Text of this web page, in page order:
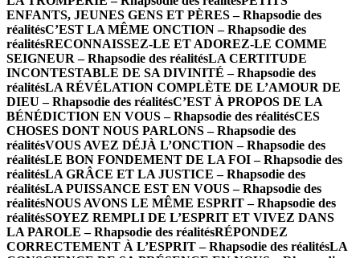
ENFANTS, JEUNES GENS ET PÈRES – Rhapsodie des
réalitésC’EST LA MÊME ONCTION – Rhapsodie des
réalitésRECONNAISSEZ-LE ET ADOREZ-LE COMME
SEIGNEUR – Rhapsodie des réalitésLA CERTITUDE
INCONTESTABLE DE SA DIVINITÉ – Rhapsodie des
réalitésLA RÉVÉLATION COMPLÈTE DE L’AMOUR DE
DIEU – Rhapsodie des réalitésC’EST À PROPOS DE LA
BÉNÉDICTION EN VOUS – Rhapsodie des réalitésCES
CHOSES DONT NOUS PARLONS – Rhapsodie des
réalitésVOUS AVEZ DÉJÀ L’ONCTION – Rhapsodie des
réalitésLE BON FONDEMENT DE LA FOI – Rhapsodie des
réalitésLA GRÂCE ET LA JUSTICE – Rhapsodie des
réalitésLA PUISSANCE EST EN VOUS – Rhapsodie des
réalitésNOUS AVONS LE MÊME ESPRIT – Rhapsodie des
réalitésSOYEZ REMPLI DE L’ESPRIT ET VIVEZ DANS
LA PAROLE – Rhapsodie des réalitésRÉPONDEZ
CORRECTEMENT À L’ESPRIT – Rhapsodie des réalitésLA